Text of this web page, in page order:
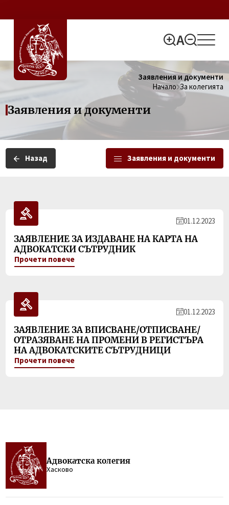
Заявления и документи
Начало За колегията
Заявления и документи
Назад Заявления и документи
01.12.2023
ЗАЯВЛЕНИЕ ЗА ИЗДАВАНЕ НА КАРТА НА
АДВОКАТСКИ СЪТРУДНИК
Прочети повече
01.12.2023
ЗАЯВЛЕНИЕ ЗА ВПИСВАНЕ/ОТПИСВАНЕ/
ОТРАЗЯВАНЕ НА ПРОМЕНИ В РЕГИСТЪРА
НА АДВОКАТСКИТЕ СЪТРУДНИЦИ
Прочети повече
Адвокатска колегия
Хасково